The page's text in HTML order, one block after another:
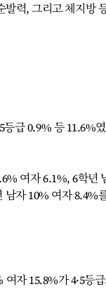
발력, 그리고 체지방
등급 0.9% 등 11.6%
여자 6.1%, 6학년
남자 10% 여자 8.4%
자 15.8%가 4·5등